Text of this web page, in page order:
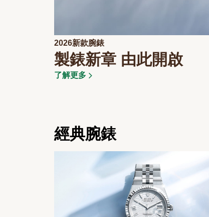
2026新款腕錶
製錶新章 由此開啟
了解更多
經典腕錶